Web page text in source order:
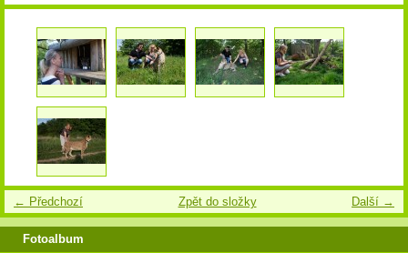
← Předchozí Další →
Zpět do složky
Fotoalbum